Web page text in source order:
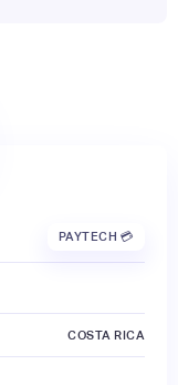
PAYTECH 💳
COSTA RICA